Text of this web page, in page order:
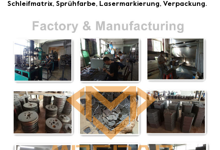
Schleifmatrix, Sprühfarbe, Lasermarkierung, Verpackung.